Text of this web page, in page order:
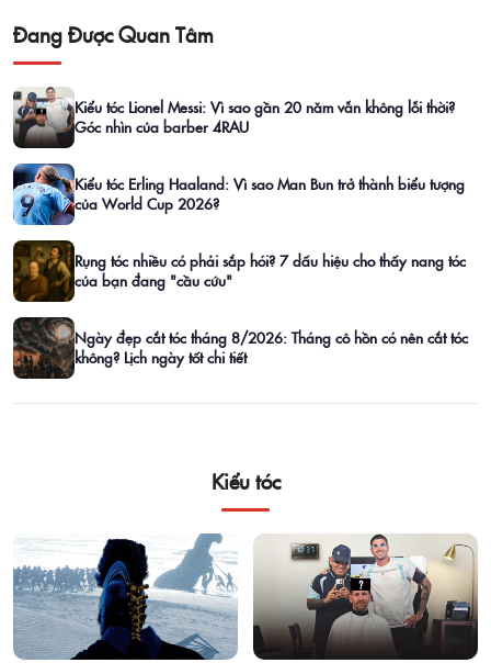
Đang Được Quan Tâm
Kiểu tóc Lionel Messi: Vì sao gần 20 năm vẫn không lỗi thời?
Góc nhìn của barber 4RAU
Kiểu tóc Erling Haaland: Vì sao Man Bun trở thành biểu tượng
của World Cup 2026?
Rụng tóc nhiều có phải sắp hói? 7 dấu hiệu cho thấy nang tóc
của bạn đang "cầu cứu"
Ngày đẹp cắt tóc tháng 8/2026: Tháng cô hồn có nên cắt tóc
không? Lịch ngày tốt chi tiết
Kiểu tóc